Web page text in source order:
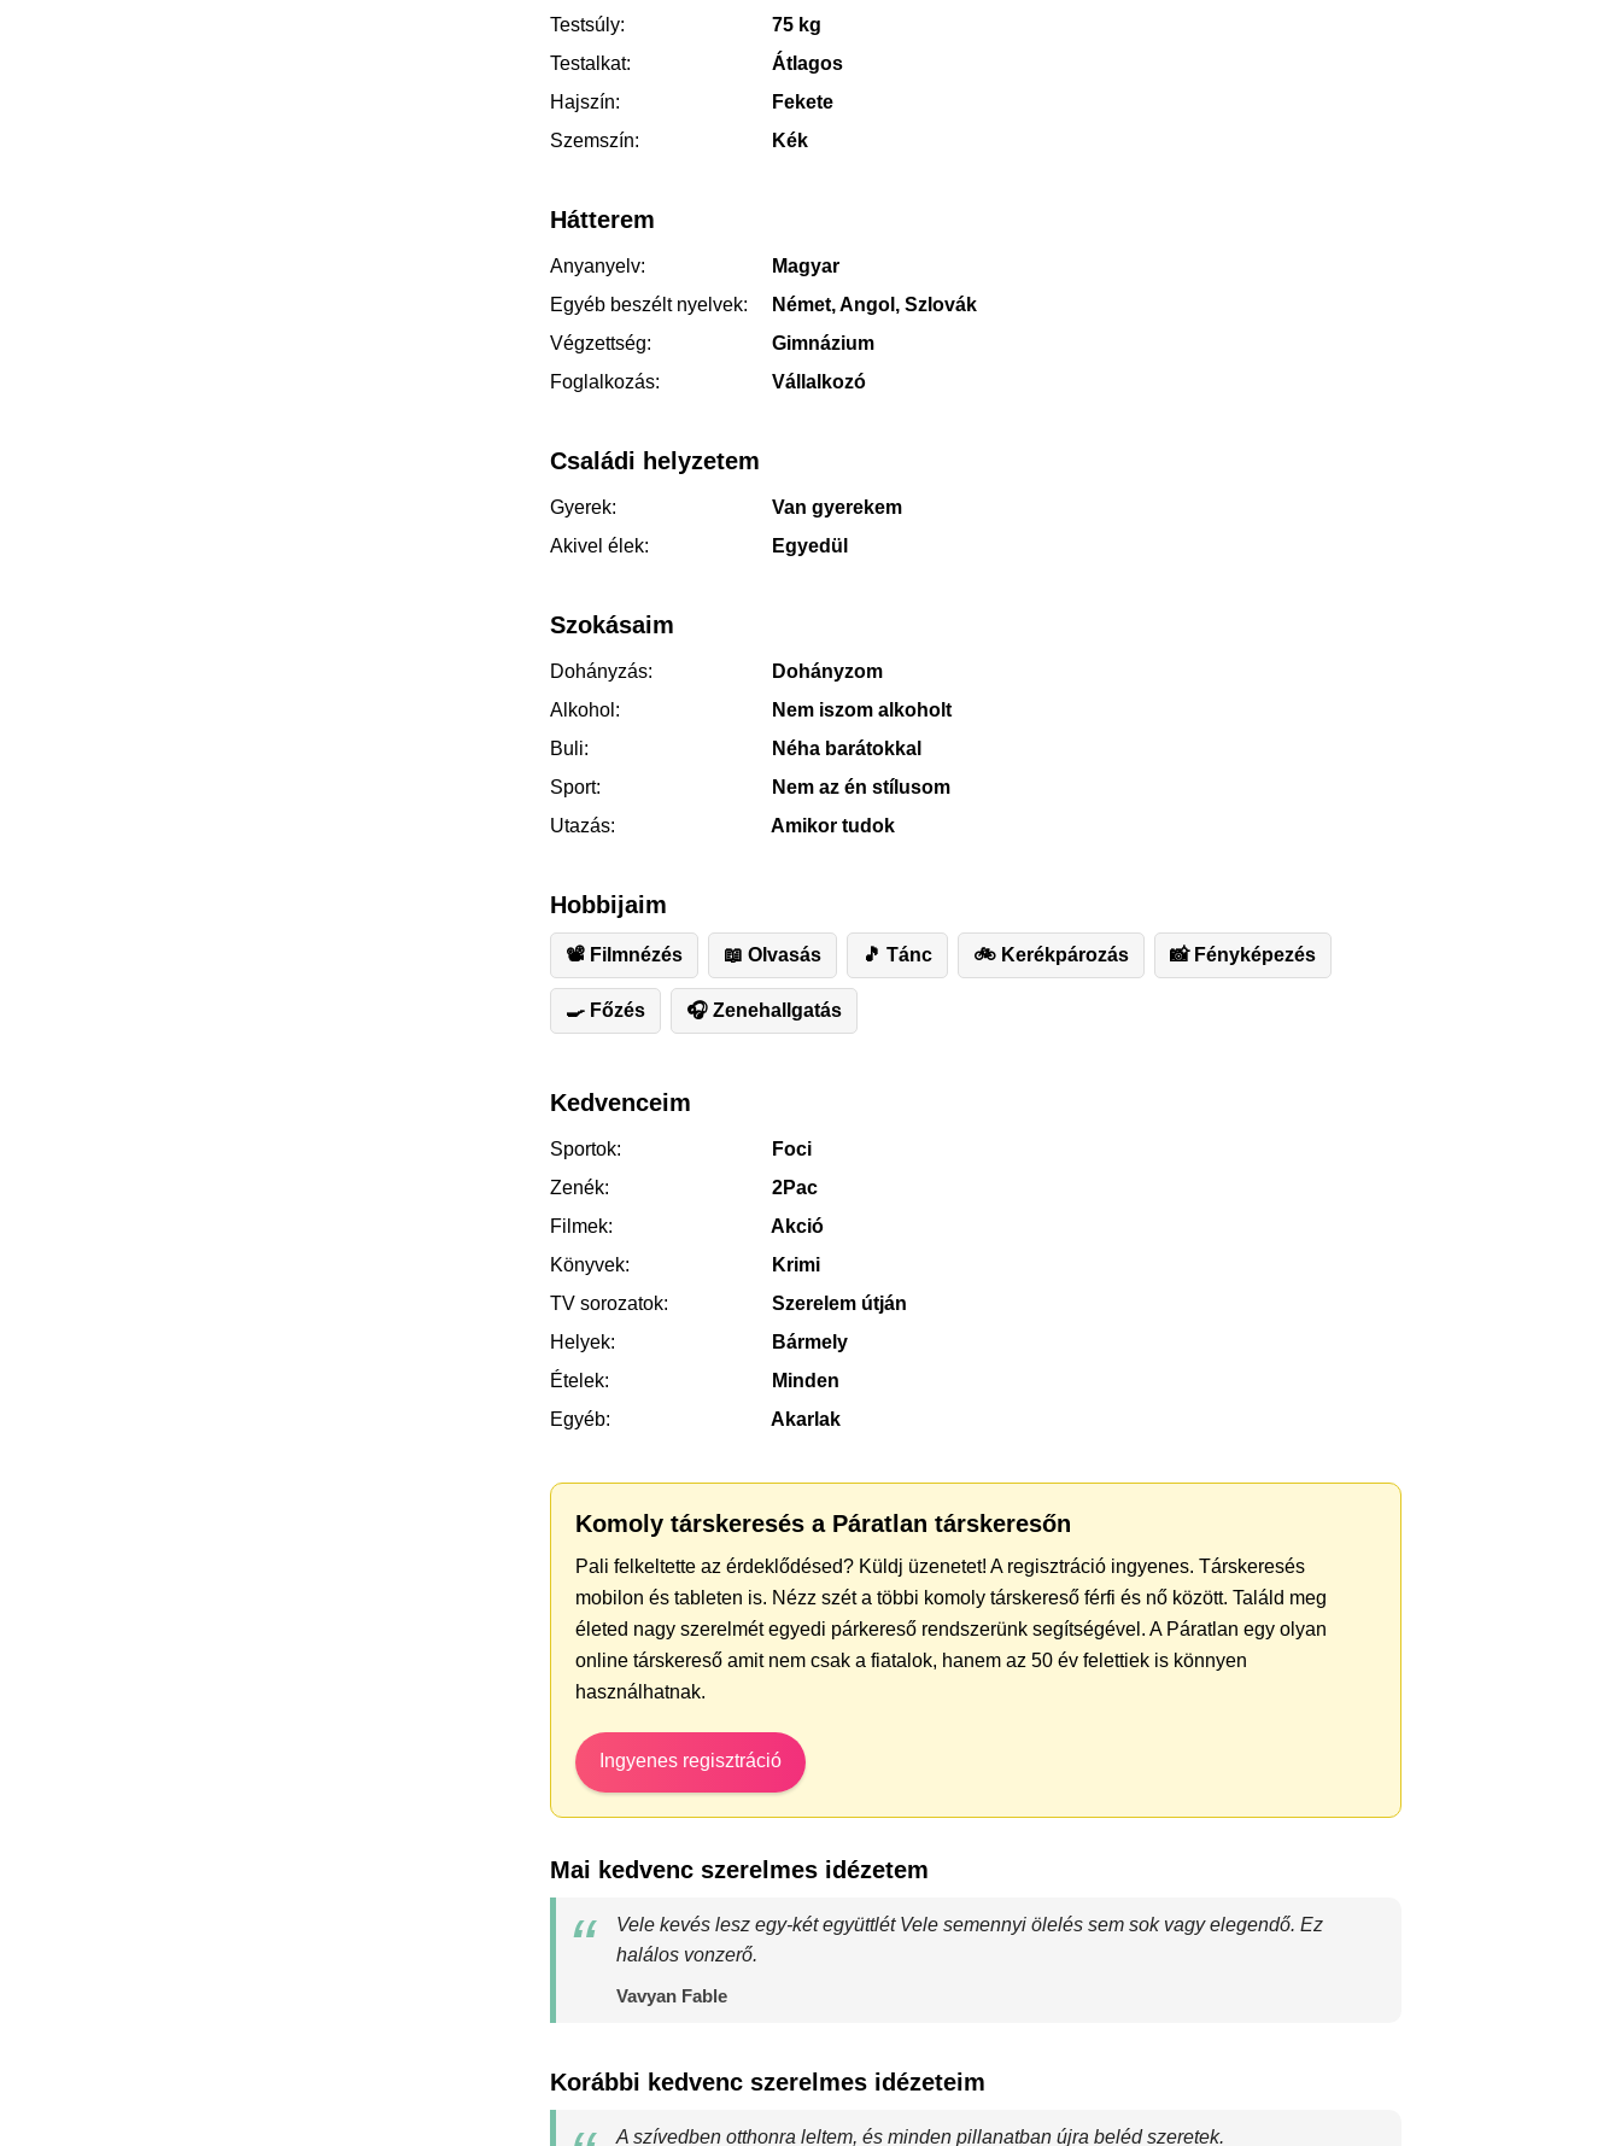
Testsúly:
75 kg
Testalkat:
Átlagos
Hajszín:
Fekete
Szemszín:
Kék
Hátterem
Anyanyelv:
Magyar
Egyéb beszélt nyelvek:
Német, Angol, Szlovák
Végzettség:
Gimnázium
Foglalkozás:
Vállalkozó
Családi helyzetem
Gyerek:
Van gyerekem
Akivel élek:
Egyedül
Szokásaim
Dohányzás:
Dohányzom
Alkohol:
Nem iszom alkoholt
Buli:
Néha barátokkal
Sport:
Nem az én stílusom
Utazás:
Amikor tudok
Hobbijaim
📽 Filmnézés 📖 Olvasás 🎵 Tánc 🚲 Kerékpározás 📸 Fényképezés
🍳 Főzés 🎧 Zenehallgatás
Kedvenceim
Sportok:
Foci
Zenék:
2Pac
Filmek:
Akció
Könyvek:
Krimi
TV sorozatok:
Szerelem útján
Helyek:
Bármely
Ételek:
Minden
Egyéb:
Akarlak
Komoly társkeresés a Páratlan társkeresőn
Pali felkeltette az érdeklődésed? Küldj üzenetet! A regisztráció ingyenes. Társkeresés
mobilon és tableten is. Nézz szét a többi komoly társkereső férfi és nő között. Találd meg
életed nagy szerelmét egyedi párkereső rendszerünk segítségével. A Páratlan egy olyan
online társkereső amit nem csak a fiatalok, hanem az 50 év felettiek is könnyen
használhatnak.
Ingyenes regisztráció
Mai kedvenc szerelmes idézetem
Vele kevés lesz egy-két együttlét Vele semennyi ölelés sem sok vagy elegendő. Ez
halálos vonzerő.
Vavyan Fable
Korábbi kedvenc szerelmes idézeteim
A szívedben otthonra leltem, és minden pillanatban újra beléd szeretek.